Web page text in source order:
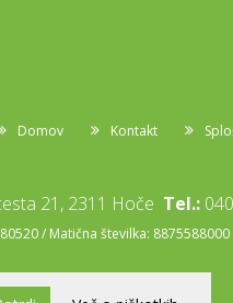
Domov Kontakt
21, 2311 Hoče Tel.:
/ Matična številka: